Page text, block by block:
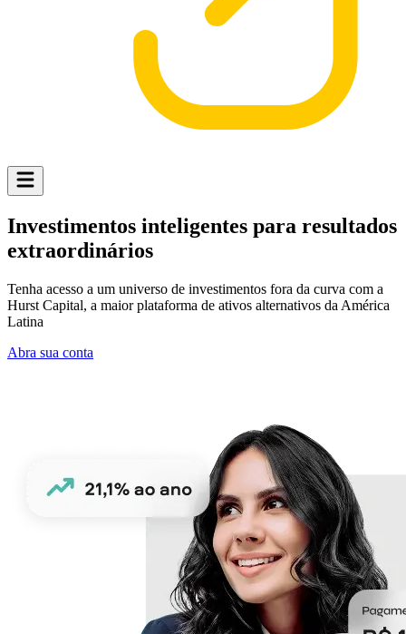
Investimentos inteligentes para resultados
extraordinários
Tenha acesso a um universo de investimentos fora da curva com a
Hurst Capital, a maior plataforma de ativos alternativos da América
Latina
Abra sua conta